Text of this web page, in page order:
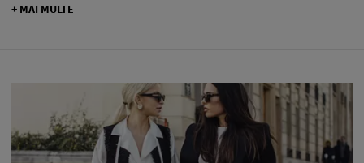
+ MAI MULTE